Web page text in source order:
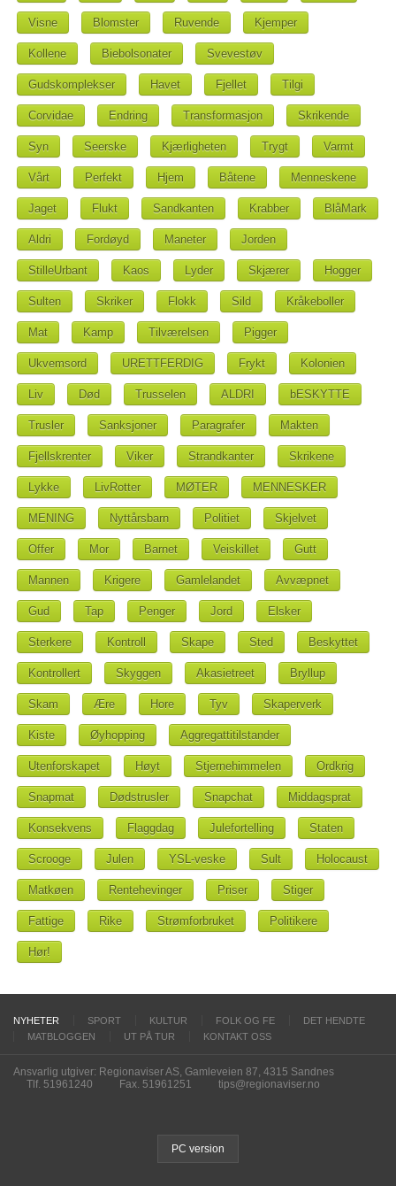
Visne Blomster Ruvende Kjemper
Kollene Biebolsonater Svevestøv
Gudskomplekser Havet Fjellet Tilgi
Corvidae Endring Transformasjon Skrikende
Syn Seerske Kjærligheten Trygt Varmt
Vårt Perfekt Hjem Båtene Menneskene
Jaget Flukt Sandkanten Krabber BlåMark
Aldri Fordøyd Maneter Jorden
StilleUrbant Kaos Lyder Skjærer Hogger
Sulten Skriker Flokk Sild Kråkeboller
Mat Kamp Tilværelsen Pigger
Ukvemsord URETTFERDIG Frykt Kolonien
Liv Død Trusselen ALDRI bESKYTTE
Trusler Sanksjoner Paragrafer Makten
Fjellskrenter Viker Strandkanter Skrikene
Lykke LivRotter MØTER MENNESKER
MENING Nyttårsbarn Politiet Skjelvet
Offer Mor Barnet Veiskillet Gutt
Mannen Krigere Gamlelandet Avvæpnet
Gud Tap Penger Jord Elsker
Sterkere Kontroll Skape Sted Beskyttet
Kontrollert Skyggen Akasietreet Bryllup
Skam Ære Hore Tyv Skaperverk
Kiste Øyhopping Aggregattitilstander
Utenforskapet Høyt Stjernehimmelen Ordkrig
Snapmat Dødstrusler Snapchat Middagsprat
Konsekvens Flaggdag Julefortelling Staten
Scrooge Julen YSL-veske Sult Holocaust
Matkøen Rentehevinger Priser Stiger
Fattige Rike Strømforbruket Politikere
Hør!
NYHETER SPORT KULTUR FOLK OG FE
DET HENDTE
MATBLOGGEN
UT PÅ TUR KONTAKT OSS
Ansvarlig utgiver: Regionaviser AS, Gamleveien 87, 4315 Sandnes
Tlf. 51961240
Fax. 51961251 tips@regionaviser.no
PC version